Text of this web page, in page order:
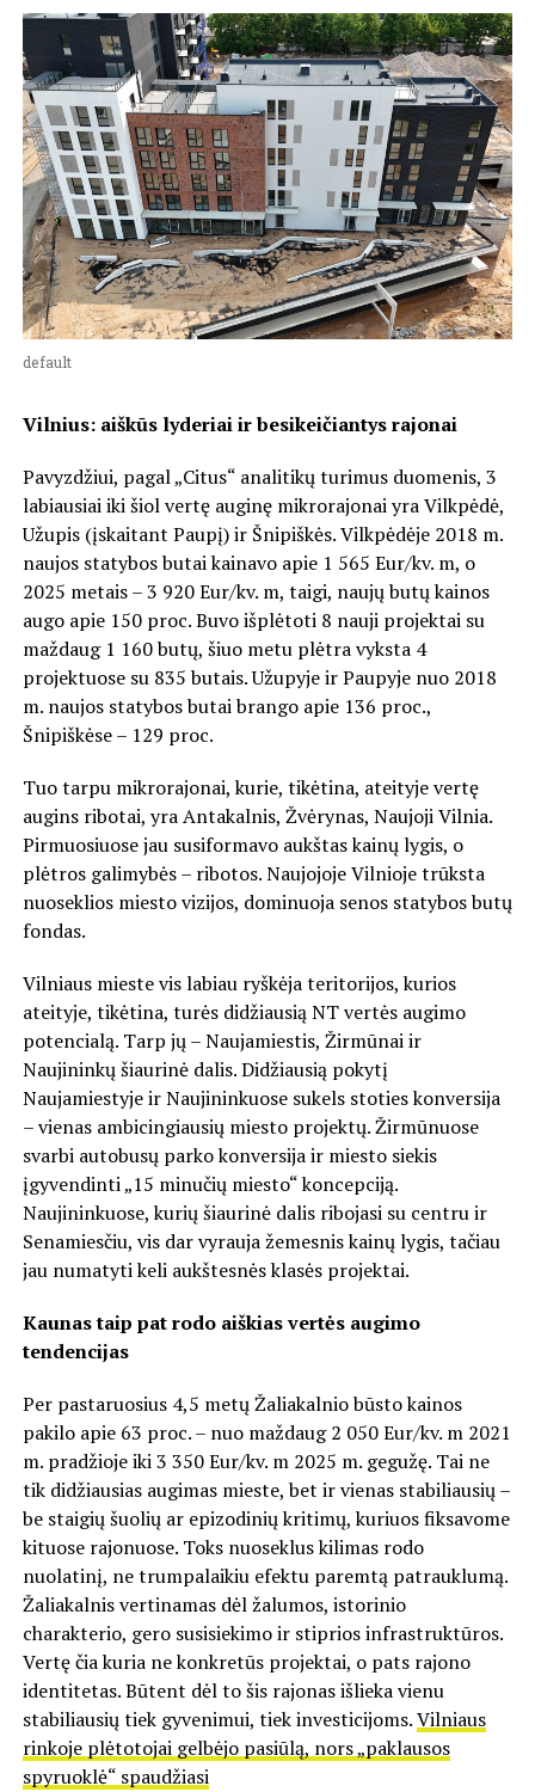
default
Vilnius: aiškūs lyderiai ir besikeičiantys rajonai
Pavyzdžiui, pagal „Citus“ analitikų turimus duomenis, 3
labiausiai iki šiol vertę auginę mikrorajonai yra Vilkpėdė,
Užupis (įskaitant Paupį) ir Šnipiškės. Vilkpėdėje 2018 m.
naujos statybos butai kainavo apie 1 565 Eur/kv. m, o
2025 metais – 3 920 Eur/kv. m, taigi, naujų butų kainos
augo apie 150 proc. Buvo išplėtoti 8 nauji projektai su
maždaug 1 160 butų, šiuo metu plėtra vyksta 4
projektuose su 835 butais. Užupyje ir Paupyje nuo 2018
m. naujos statybos butai brango apie 136 proc.,
Šnipiškėse – 129 proc.
Tuo tarpu mikrorajonai, kurie, tikėtina, ateityje vertę
augins ribotai, yra Antakalnis, Žvėrynas, Naujoji Vilnia.
Pirmuosiuose jau susiformavo aukštas kainų lygis, o
plėtros galimybės – ribotos. Naujojoje Vilnioje trūksta
nuoseklios miesto vizijos, dominuoja senos statybos butų
fondas.
Vilniaus mieste vis labiau ryškėja teritorijos, kurios
ateityje, tikėtina, turės didžiausią NT vertės augimo
potencialą. Tarp jų – Naujamiestis, Žirmūnai ir
Naujininkų šiaurinė dalis. Didžiausią pokytį
Naujamiestyje ir Naujininkuose sukels stoties konversija
– vienas ambicingiausių miesto projektų. Žirmūnuose
svarbi autobusų parko konversija ir miesto siekis
įgyvendinti „15 minučių miesto“ koncepciją.
Naujininkuose, kurių šiaurinė dalis ribojasi su centru ir
Senamiesčiu, vis dar vyrauja žemesnis kainų lygis, tačiau
jau numatyti keli aukštesnės klasės projektai.
Kaunas taip pat rodo aiškias vertės augimo
tendencijas
Per pastaruosius 4,5 metų Žaliakalnio būsto kainos
pakilo apie 63 proc. – nuo maždaug 2 050 Eur/kv. m 2021
m. pradžioje iki 3 350 Eur/kv. m 2025 m. gegužę. Tai ne
tik didžiausias augimas mieste, bet ir vienas stabiliausių –
be staigių šuolių ar epizodinių kritimų, kuriuos fiksavome
kituose rajonuose. Toks nuoseklus kilimas rodo
nuolatinį, ne trumpalaikiu efektu paremtą patrauklumą.
Žaliakalnis vertinamas dėl žalumos, istorinio
charakterio, gero susisiekimo ir stiprios infrastruktūros.
Vertę čia kuria ne konkretūs projektai, o pats rajono
identitetas. Būtent dėl to šis rajonas išlieka vienu
stabiliausių tiek gyvenimui, tiek investicijoms.Vilniaus
rinkoje plėtotojai gelbėjo pasiūlą, nors „paklausos
spyruoklė“ spaudžiasi